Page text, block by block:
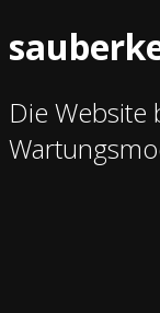
Die Website